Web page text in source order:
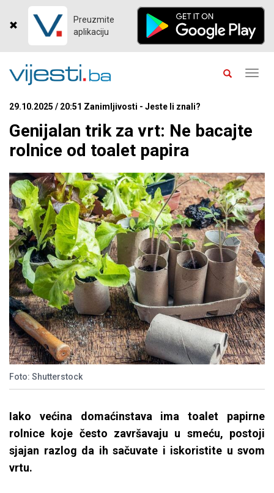
Preuzmite
aplikaciju
29.10.2025 / 20:51 Zanimljivosti - Jeste li znali?
Genijalan trik za vrt: Ne bacajte
rolnice od toalet papira
Foto: Shutterstock
Iako većina domaćinstava ima toalet papirne
rolnice koje često završavaju u smeću, postoji
sjajan razlog da ih sačuvate i iskoristite u svom
vrtu.